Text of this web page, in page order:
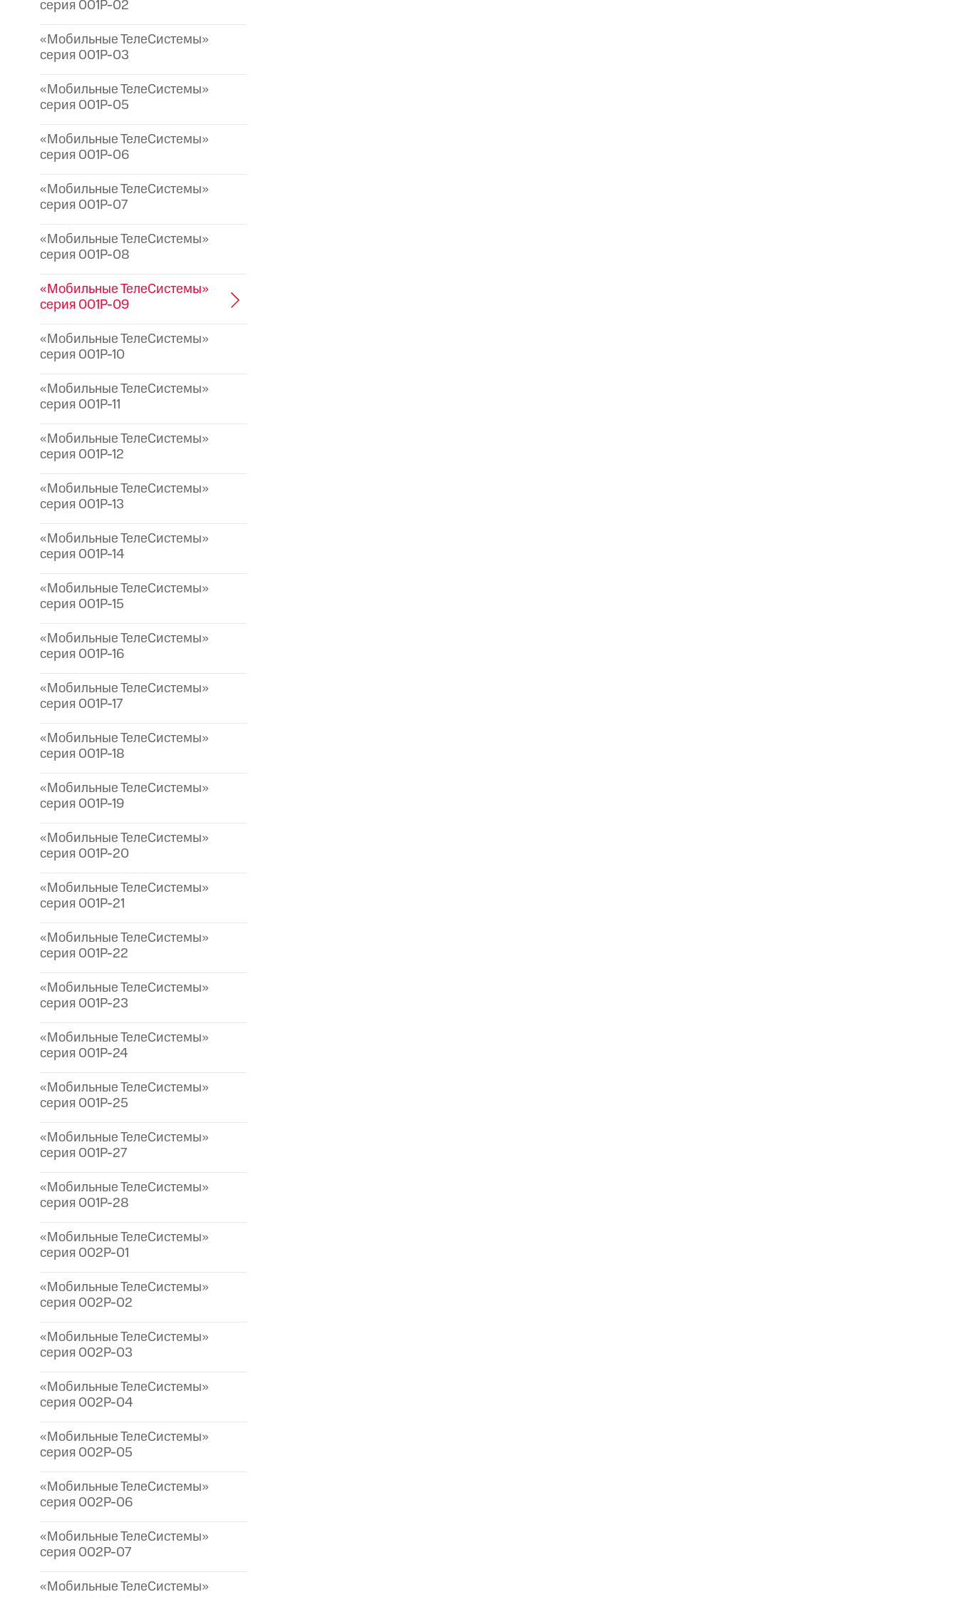
серия 001P-02
«Мобильные ТелеСистемы»
серия 001P-03
«Мобильные ТелеСистемы»
серия 001P-05
«Мобильные ТелеСистемы»
серия 001P-06
«Мобильные ТелеСистемы»
серия 001P-07
«Мобильные ТелеСистемы»
серия 001P-08
«Мобильные ТелеСистемы»
серия 001P-09
«Мобильные ТелеСистемы»
серия 001P-10
«Мобильные ТелеСистемы»
серия 001P-11
«Мобильные ТелеСистемы»
серия 001P-12
«Мобильные ТелеСистемы»
серия 001P-13
«Мобильные ТелеСистемы»
серия 001P-14
«Мобильные ТелеСистемы»
серия 001P-15
«Мобильные ТелеСистемы»
серия 001P-16
«Мобильные ТелеСистемы»
серия 001P-17
«Мобильные ТелеСистемы»
серия 001P-18
«Мобильные ТелеСистемы»
серия 001P-19
«Мобильные ТелеСистемы»
серия 001P-20
«Мобильные ТелеСистемы»
серия 001P-21
«Мобильные ТелеСистемы»
серия 001P-22
«Мобильные ТелеСистемы»
серия 001P-23
«Мобильные ТелеСистемы»
серия 001P-24
«Мобильные ТелеСистемы»
серия 001P-25
«Мобильные ТелеСистемы»
серия 001P-27
«Мобильные ТелеСистемы»
серия 001P-28
«Мобильные ТелеСистемы»
серия 002P-01
«Мобильные ТелеСистемы»
серия 002P-02
«Мобильные ТелеСистемы»
серия 002P-03
«Мобильные ТелеСистемы»
серия 002P-04
«Мобильные ТелеСистемы»
серия 002P-05
«Мобильные ТелеСистемы»
серия 002P-06
«Мобильные ТелеСистемы»
серия 002P-07
«Мобильные ТелеСистемы»